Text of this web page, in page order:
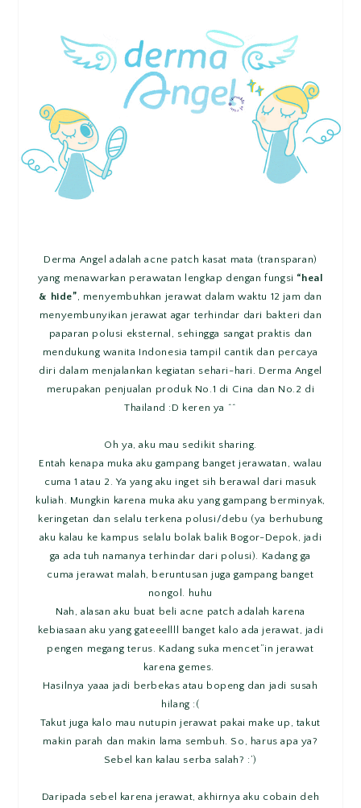
Derma Angel adalah acne patch kasat mata (transparan)
yang menawarkan perawatan lengkap dengan fungsi “heal
& hide”, menyembuhkan jerawat dalam waktu 12 jam dan
menyembunyikan jerawat agar terhindar dari bakteri dan
paparan polusi eksternal, sehingga sangat praktis dan
mendukung wanita Indonesia tampil cantik dan percaya
diri dalam menjalankan kegiatan sehari-hari. Derma Angel
merupakan penjualan produk No.1 di Cina dan No.2 di
Thailand :D keren ya ^^
Oh ya, aku mau sedikit sharing.
Entah kenapa muka aku gampang banget jerawatan, walau
cuma 1 atau 2. Ya yang aku inget sih berawal dari masuk
kuliah. Mungkin karena muka aku yang gampang berminyak,
keringetan dan selalu terkena polusi/debu (ya berhubung
aku kalau ke kampus selalu bolak balik Bogor-Depok, jadi
ga ada tuh namanya terhindar dari polusi). Kadang ga
cuma jerawat malah, beruntusan juga gampang banget
nongol. huhu
Nah, alasan aku buat beli acne patch adalah karena
kebiasaan aku yang gateeellll banget kalo ada jerawat, jadi
pengen megang terus. Kadang suka mencet”in jerawat
karena gemes.
Hasilnya yaaa jadi berbekas atau bopeng dan jadi susah
hilang :(
Takut juga kalo mau nutupin jerawat pakai make up, takut
makin parah dan makin lama sembuh. So, harus apa ya?
Sebel kan kalau serba salah? :’)
Daripada sebel karena jerawat, akhirnya aku cobain deh